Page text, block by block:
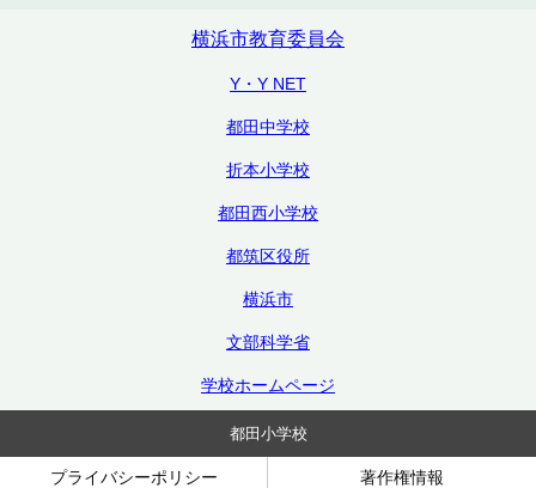
横浜市教育委員会
Y・Y NET
都田中学校
折本小学校
都田西小学校
都筑区役所
横浜市
文部科学省
学校ホームページ
都田小学校
プライバシーポリシー 著作権情報